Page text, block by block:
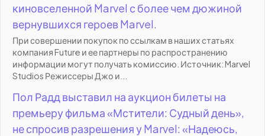
киновселенной Marvel с более чем дюжиной
вернувшихся героев Marvel.
При совершении покупок по ссылкам в наших статьях
компания Future и ее партнеры по распространению
информации могут получать комиссию. Источник: Marvel
Studios Режиссеры Джо и...
Пол Радд выставил на аукцион билеты на
премьеру фильма «Мстители: Судный день»,
не спросив разрешения у Marvel: «Надеюсь,